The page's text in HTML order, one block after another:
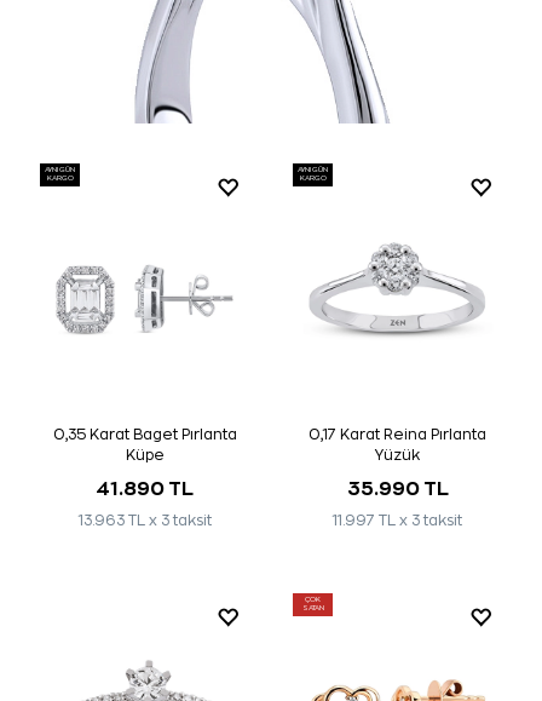
AYNI GÜN
KARGO
0,35 Karat Baget Pırlanta
Küpe
41.890 TL
13.963 TL x 3 taksit
AYNI GÜN
KARGO
0,17 Karat Reina Pırlanta
Yüzük
35.990 TL
11.997 TL x 3 taksit
ÇOK
SATAN